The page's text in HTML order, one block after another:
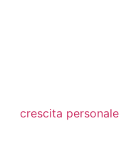
crescita personale